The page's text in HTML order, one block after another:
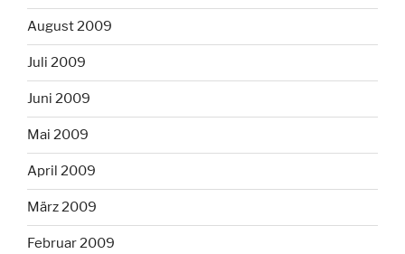
August 2009
Juli 2009
Juni 2009
Mai 2009
April 2009
März 2009
Februar 2009